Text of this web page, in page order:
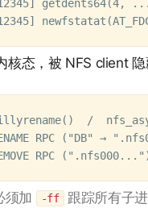
getdents64(4,
核态，被 NFS client 隐
/
RPC ("DB" →
须加 -ff
跟踪所有子